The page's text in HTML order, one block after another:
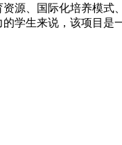
源、国际化培养模
学生来说，该项目